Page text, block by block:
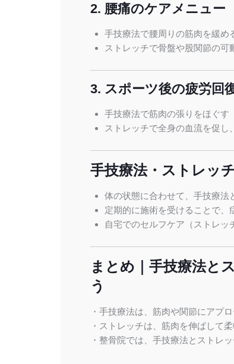
2. 腰痛のケアメニュー
手技療法で腰周りの筋肉を緩め
ストレッチで骨盤や股関節の可
3. スポーツ後の疲労回
手技療法で筋肉の張りをほぐす
ストレッチで全身の血流を促し
手技療法・ストレッ
体の状態に合わせて、手技療法
定期的に施術を受けることで、
自宅でのセルフケア（ストレ
まとめ｜手技療法と
う
・手技療法は、筋肉や関節にアプ
・ストレッチは、筋肉を伸ばして
・整骨院では、手技療法とストレ